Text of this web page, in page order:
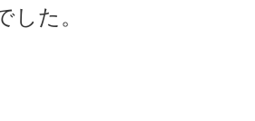
た。